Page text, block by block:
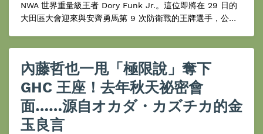
NWA 世界重量級王者 Dory Funk Jr.。這位即將在 29 日的
大田區大會迎來與安齊勇馬第 9 次防衛戰的王牌選手，公開
內藤哲也一甩「極限說」奪下
GHC 王座！去年秋天祕密會
面……源自オカダ・カズチカ的金
玉良言